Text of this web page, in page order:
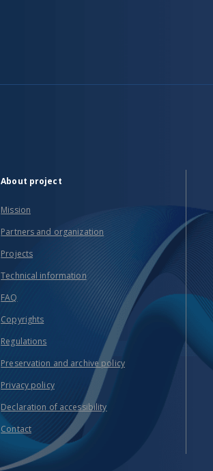
About project
Mission
Partners and organization
Projects
Technical information
FAQ
Copyrights
Regulations
Preservation and archive policy
Privacy policy
Declaration of accessibility
Contact